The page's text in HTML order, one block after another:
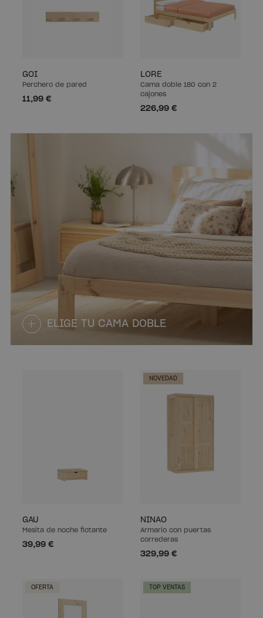
GOI
Perchero de pared
11,99 €
LORE
Cama doble 180 con 2
cajones
226,99 €
ELIGE TU CAMA DOBLE
GAU
Mesita de noche flotante
39,99 €
NOVEDAD
NINAO
Armario con puertas
correderas
329,99 €
OFERTA TOP VENTAS